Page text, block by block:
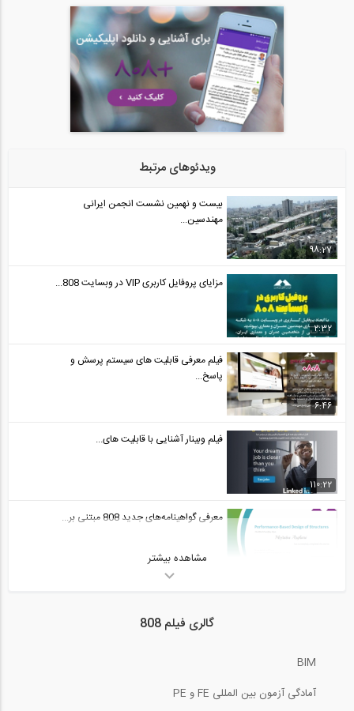
فیلم معرفی جشنواره هفته درخت کاری: ۱۸ و...
مشاهده بخشی از فیلم وبینار رایگان آموزش...
31
07:00
ویدئوهای مرتبط
98:27
بیست و نهمین نشست انجمن ایرانی
مهندسین...
2:32
مزایای پروفایل کاربری VIP در وبسایت 808...
6:46
فیلم معرفی قابلیت های سیستم پرسش و
پاسخ...
110:22
فیلم وبینار آشنایی با قابلیت های...
معرفی گواهینامه‌های جدید 808 مبتنی بر...
مشاهده بیشتر
گالری فیلم 808
BIM
آمادگی آزمون بین المللی FE و PE